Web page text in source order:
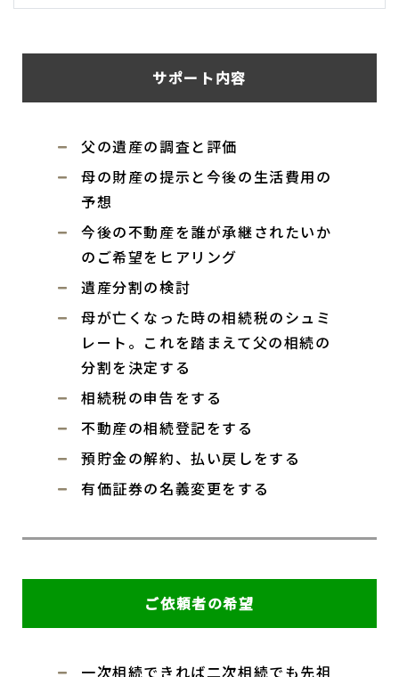
サポート内容
父の遺産の調査と評価
母の財産の提示と今後の生活費用の
予想
今後の不動産を誰が承継されたいか
のご希望をヒアリング
遺産分割の検討
母が亡くなった時の相続税のシュミ
レート。これを踏まえて父の相続の
分割を決定する
相続税の申告をする
不動産の相続登記をする
預貯金の解約、払い戻しをする
有価証券の名義変更をする
ご依頼者の希望
一次相続できれば二次相続でも先祖